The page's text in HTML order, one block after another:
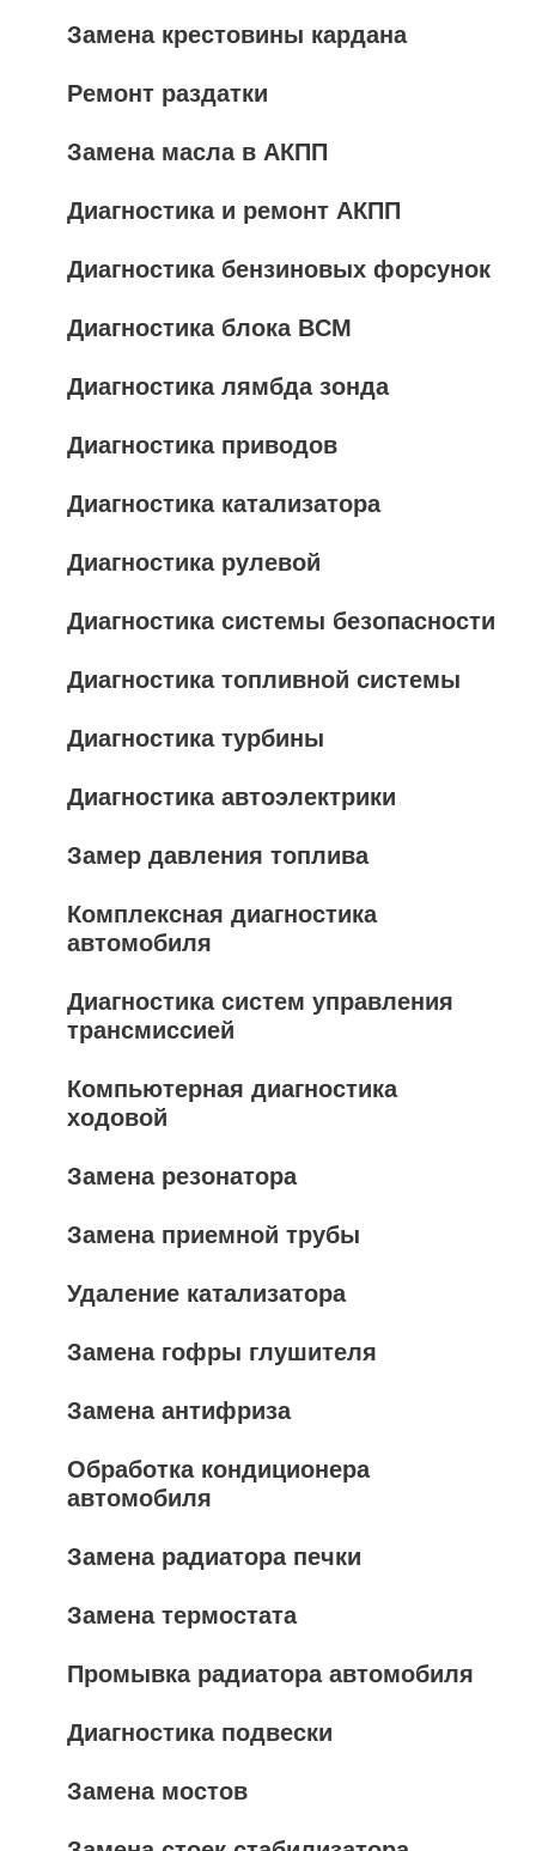
Замена крестовины кардана
Ремонт раздатки
Замена масла в АКПП
Диагностика и ремонт АКПП
Диагностика бензиновых форсунок
Диагностика блока BCM
Диагностика лямбда зонда
Диагностика приводов
Диагностика катализатора
Диагностика рулевой
Диагностика системы безопасности
Диагностика топливной системы
Диагностика турбины
Диагностика автоэлектрики
Замер давления топлива
Комплексная диагностика
автомобиля
Диагностика систем управления
трансмиссией
Компьютерная диагностика
ходовой
Замена резонатора
Замена приемной трубы
Удаление катализатора
Замена гофры глушителя
Замена антифриза
Обработка кондиционера
автомобиля
Замена радиатора печки
Замена термостата
Промывка радиатора автомобиля
Диагностика подвески
Замена мостов